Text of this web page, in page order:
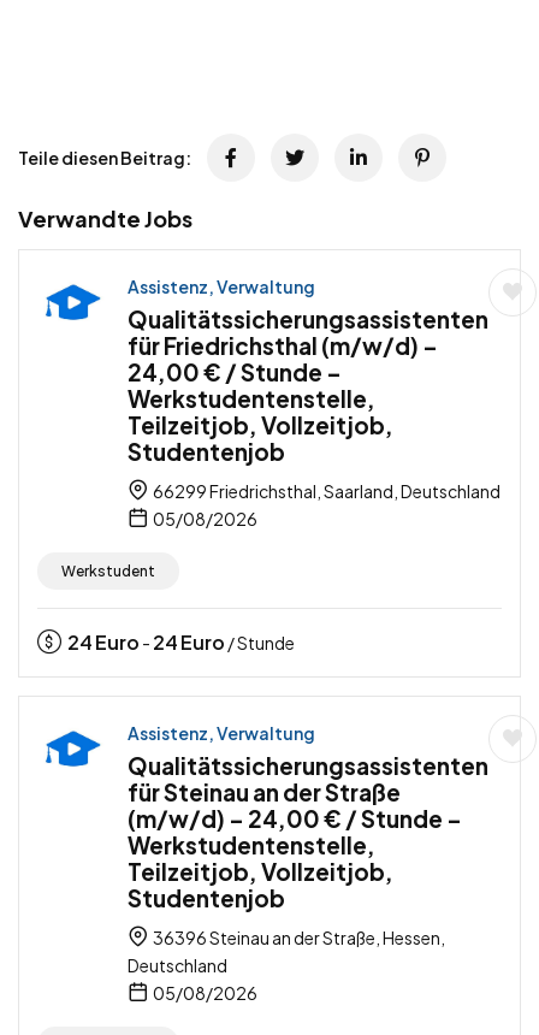
Teile diesen Beitrag:
Verwandte Jobs
Assistenz, Verwaltung
Qualitätssicherungsassistenten
für Friedrichsthal (m/w/d) –
24,00 € / Stunde –
Werkstudentenstelle,
Teilzeitjob, Vollzeitjob,
Studentenjob
66299 Friedrichsthal, Saarland, Deutschland
05/08/2026
Werkstudent
24Euro - 24Euro / Stunde
Assistenz, Verwaltung
Qualitätssicherungsassistenten
für Steinau an der Straße
(m/w/d) – 24,00 € / Stunde –
Werkstudentenstelle,
Teilzeitjob, Vollzeitjob,
Studentenjob
36396 Steinau an der Straße, Hessen,
Deutschland
05/08/2026